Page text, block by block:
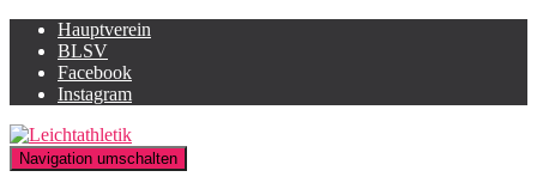
Hauptverein
BLSV
Facebook
Instagram
Navigation umschalten